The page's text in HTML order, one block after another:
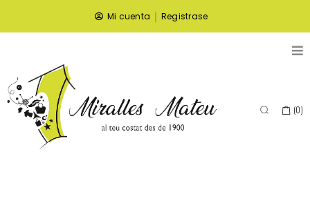
Mi cuenta | Registrase
(0)